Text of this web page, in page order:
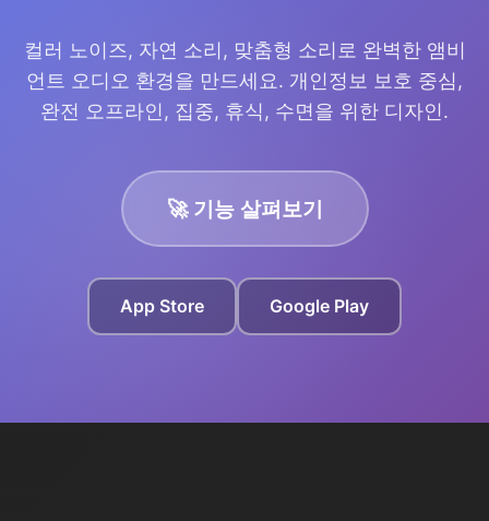
컬러 노이즈, 자연 소리, 맞춤형 소리로 완벽한 앰비
언트 오디오 환경을 만드세요. 개인정보 보호 중심,
완전 오프라인, 집중, 휴식, 수면을 위한 디자인.
🚀 기능 살펴보기
App Store Google Play